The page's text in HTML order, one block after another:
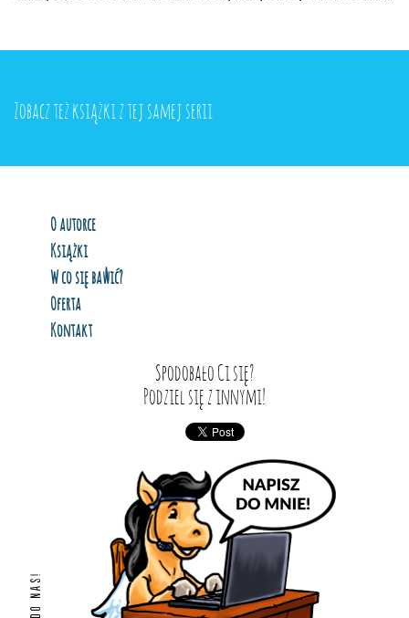
Zobacz też książki z tej samej serii
O autorce
Książki
W co się bawić?
Oferta
Kontakt
Spodobało Ci się?
Podziel się z innymi!